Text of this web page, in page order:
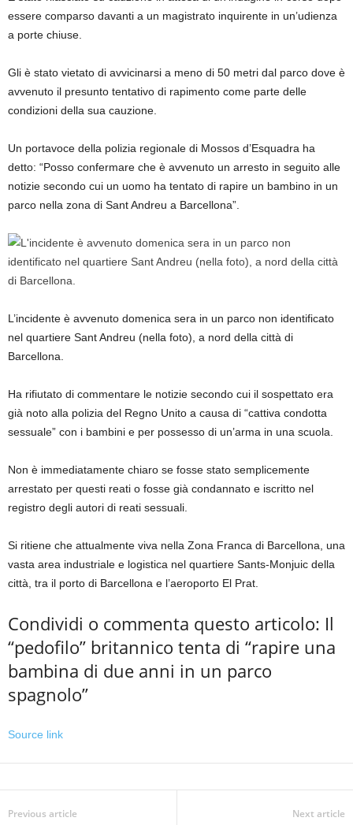
essere comparso davanti a un magistrato inquirente in un’udienza
a porte chiuse.
Gli è stato vietato di avvicinarsi a meno di 50 metri dal parco dove è
avvenuto il presunto tentativo di rapimento come parte delle
condizioni della sua cauzione.
Un portavoce della polizia regionale di Mossos d’Esquadra ha
detto: “Posso confermare che è avvenuto un arresto in seguito alle
notizie secondo cui un uomo ha tentato di rapire un bambino in un
parco nella zona di Sant Andreu a Barcellona”.
L’incidente è avvenuto domenica sera in un parco non identificato
nel quartiere Sant Andreu (nella foto), a nord della città di
Barcellona.
Ha rifiutato di commentare le notizie secondo cui il sospettato era
già noto alla polizia del Regno Unito a causa di “cattiva condotta
sessuale” con i bambini e per possesso di un’arma in una scuola.
Non è immediatamente chiaro se fosse stato semplicemente
arrestato per questi reati o fosse già condannato e iscritto nel
registro degli autori di reati sessuali.
Si ritiene che attualmente viva nella Zona Franca di Barcellona, ​​una
vasta area industriale e logistica nel quartiere Sants-Monjuic della
città, tra il porto di Barcellona e l’aeroporto El Prat.
Condividi o commenta questo articolo: Il
“pedofilo” britannico tenta di “rapire una
bambina di due anni in un parco
spagnolo”
Source link
Previous article Next article